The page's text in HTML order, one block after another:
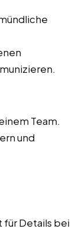
Team.
und
Details bei